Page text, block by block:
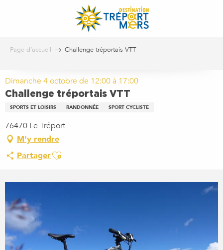
Page d’accueil Challenge tréportais VTT
Dimanche 4 octobre de 12:00 à 17:00
Challenge tréportais VTT
SPORTS ET LOISIRS RANDONNÉE SPORT CYCLISTE
76470 Le Tréport
M'y rendre
PartagerAjouter aux favoris